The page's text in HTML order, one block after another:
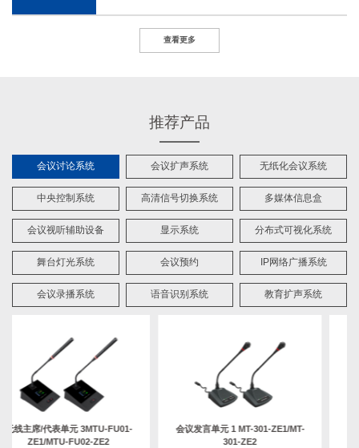
查看更多
推荐产品
会议讨论系统 会议扩声系统 无纸化会议系统
中央控制系统 高清信号切换系统 多媒体信息盒
会议视听辅助设备 显示系统 分布式可视化系统
舞台灯光系统 会议预约 IP网络广播系统
会议录播系统 语音识别系统 教育扩声系统
无线主席/代表单元 3MTU-FU01-
ZE1/MTU-FU02-ZE2
会议发言单元 1 MT-301-ZE1/MT-
301-ZE2